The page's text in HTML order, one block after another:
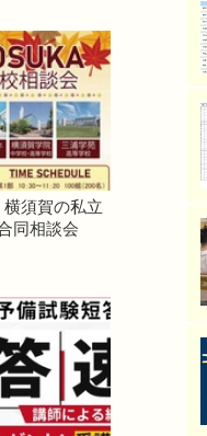
横須賀の私立
同相談会